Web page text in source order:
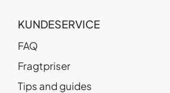
KUNDESERVICE
FAQ
Fragtpriser
Tips and guides